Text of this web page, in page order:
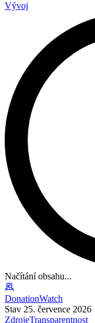
Vývoj
Načítání obsahu...
DonationWatch
Stav 25. července 2026
ZdrojeTransparentnost